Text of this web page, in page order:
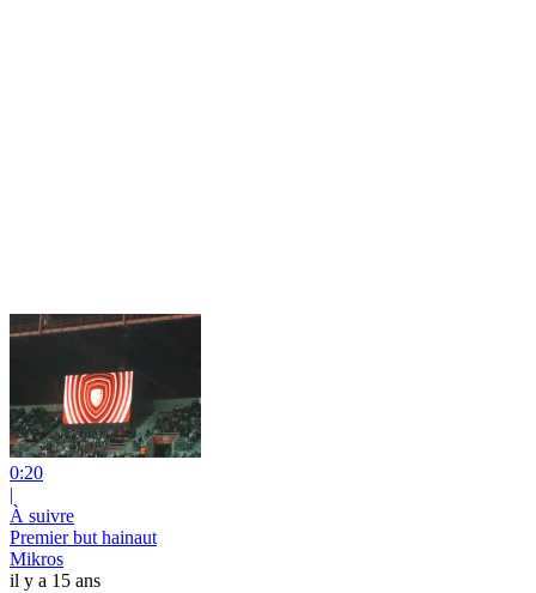
0:20
|
À suivre
Premier but hainaut
Mikros
il y a 15 ans